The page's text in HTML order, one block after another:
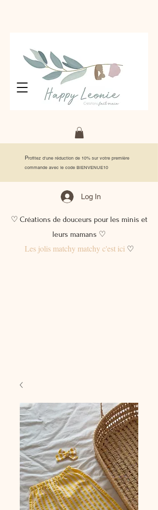
Profitez d'une réduction de 10% sur votre première
commande avec le code BIENVENUE10
Log In
♡ Créations de douceurs pour les minis et
leurs mamans ♡
Les jolis matchy matchy c'est ici♡